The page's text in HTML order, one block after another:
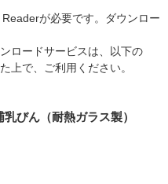
が必要です。ダウンロー
ロードサービスは、以下の
上で、ご利用ください。
びん（耐熱ガラス製）